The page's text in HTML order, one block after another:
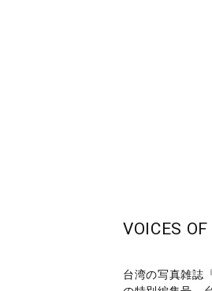
VOICES
台湾の写真雑誌